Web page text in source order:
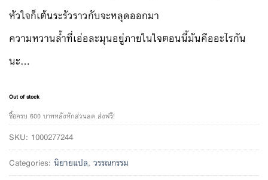
หัวใจก็เต้นระรัวราวกับจะหลุดออกมา
ความหวานล้ำที่เอ่อละมุนอยู่ภายในใจตอนนี้มันคืออะไรกัน
นะ…
Out of stock
ซื้อครบ 600 บาทหลังหักส่วนลด ส่งฟรี!
SKU: 1000277244
Categories: นิยายแปล, วรรณกรรม